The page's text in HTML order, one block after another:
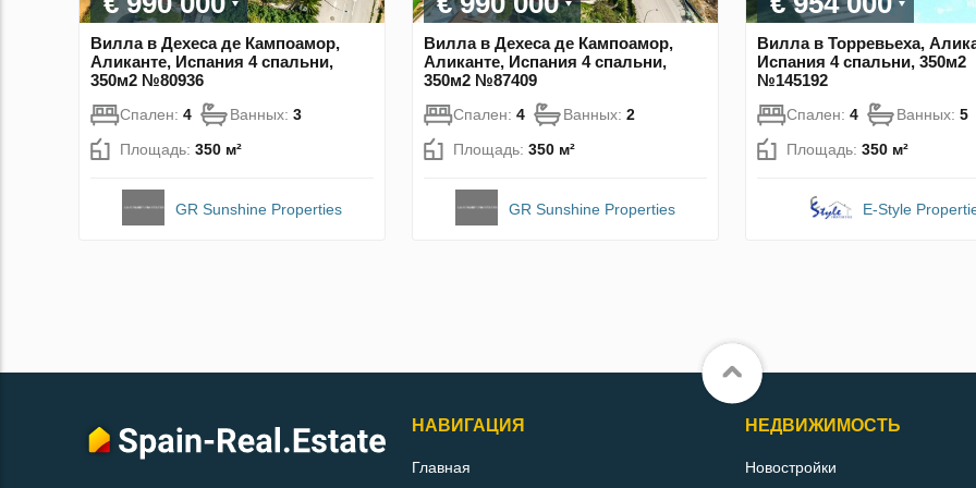
Вилла в Дехеса де Кампоамор,
Аликанте, Испания 4 спальни,
350м2 №80936
Спален: 4 Ванных: 3
Площадь: 350 м²
GR Sunshine Properties
Вилла в Дехеса де Кампоамор,
Аликанте, Испания 4 спальни,
350м2 №87409
Спален: 4 Ванных: 2
Площадь: 350 м²
GR Sunshine Properties
Вилла в Торревьеха,
Испания 4 спальни, 350м2
№145192
Спален: 4 Ванных: 5
Площадь: 350 м²
E-Style
НАВИГАЦИЯ
Главная
НЕДВИЖИМОСТЬ
Новостройки